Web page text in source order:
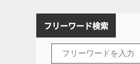
フリーワード検索